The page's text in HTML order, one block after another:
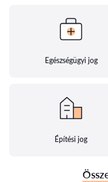
Egészségügyi jog
Építési jog